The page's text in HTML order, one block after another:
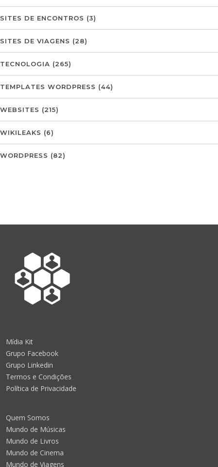
SITES DE ENCONTROS (3)
SITES DE VIAGENS (28)
TECNOLOGIA (265)
TEMPLATES WORDPRESS (44)
WEBSITES (215)
WIKILEAKS (6)
WORDPRESS (82)
Mídia Kit
Grupo Facebook
Grupo Linkedin
Termos e Condições
Política de Privacidade
Quem Somos
Mundo de Músicas
Mundo de Livros
Mundo de Cinema
Mundo de Viagens